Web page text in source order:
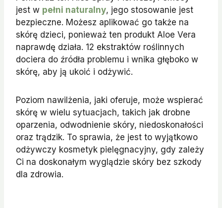
jest w pełni naturalny, jego stosowanie jest
bezpieczne. Możesz aplikować go także na
skórę dzieci, ponieważ ten produkt Aloe Vera
naprawdę działa. 12 ekstraktów roślinnych
dociera do źródła problemu i wnika głęboko w
skórę, aby ją ukoić i odżywić.
Poziom nawilżenia, jaki oferuje, może wspierać
skórę w wielu sytuacjach, takich jak drobne
oparzenia, odwodnienie skóry, niedoskonałości
oraz trądzik. To sprawia, że jest to wyjątkowo
odżywczy kosmetyk pielęgnacyjny, gdy zależy
Ci na doskonałym wyglądzie skóry bez szkody
dla zdrowia.